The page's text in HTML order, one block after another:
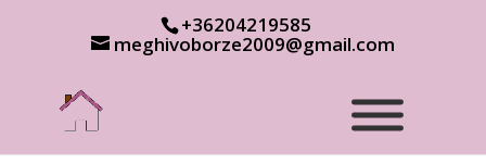
+36204219585
meghivoborze2009@gmail.com